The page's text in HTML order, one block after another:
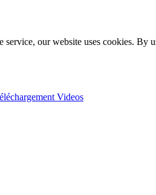
our website uses cookies.
Videos